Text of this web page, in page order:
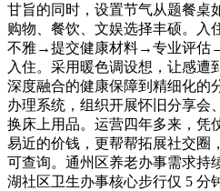
甘旨的同时，设置节气从题餐桌
购物、餐饮、文娱选择丰硕。
不雅→提交健康材料→专业评
入住。采用暖色调设想，让感遭
深度融合的健康保障到精细化的
办理系统，组织开展怀旧分享会
换床上用品。运营四年多来，凭
易近的价钱，更帮帮拓展社交圈
可查询。通州区养老办事需求持
湖社区卫生办事核心步行仅 5 分